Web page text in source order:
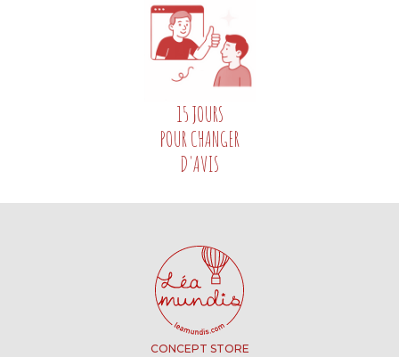
15 JOURS
POUR CHANGER
D'AVIS
CONCEPT STORE